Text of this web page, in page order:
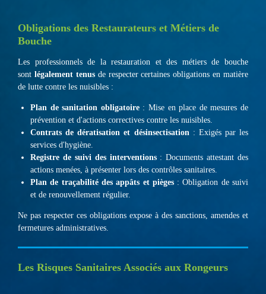
Obligations des Restaurateurs et Métiers de
Bouche
Les professionnels de la restauration et des métiers de bouche
sont légalement tenusde respecter certaines obligations en matière
de lutte contre les nuisibles :
Plan de sanitation obligatoire: Mise en place de mesures de
prévention et d'actions correctives contre les nuisibles.
Contrats de dératisation et désinsectisation : Exigés par les
services d'hygiène.
Registre de suivi des interventions: Documents attestant des
actions menées, à présenter lors des contrôles sanitaires.
Plan de traçabilité des appâts et pièges: Obligation de suivi
et de renouvellement régulier.
Ne pas respecter ces obligations expose à des sanctions, amendes et
fermetures administratives.
Les Risques Sanitaires Associés aux Rongeurs